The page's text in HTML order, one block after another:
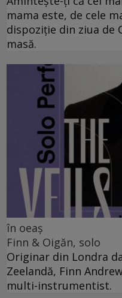
mama este, de cele
dispoziție din ziua de
masă.
în oeaș
Finn & Oigăn, solo
Originar din Londra
Zeelandă, Finn
multi-instrumentist.